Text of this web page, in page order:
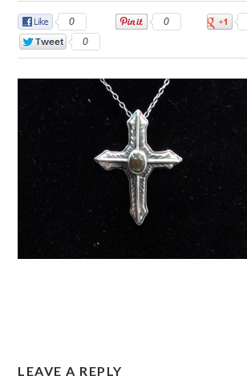
0 0
0
INTERACTIONS
LEAVE A REPLY